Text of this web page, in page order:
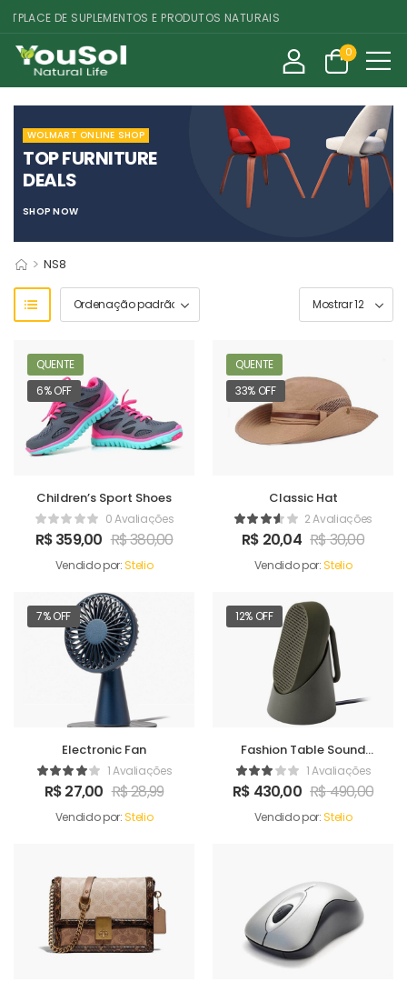
DE SUPLEMENTOS E PRODUTOS NATURAIS
0
WOLMART ONLINE SHOP
TOP FURNITURE
DEALS
SHOP NOW
> NS8
QUENTE
6% OFF
Children’s Sport Shoes
0 Avaliações
R$359,00 R$380,00
Vendido por:Stelio
QUENTE
33% OFF
Classic Hat
2 Avaliações
R$ 20,04 R$30,00
Vendido por:Stelio
7% OFF
Electronic Fan
1 Avaliações
R$27,00 R$28,99
Vendido por:Stelio
12% OFF
Fashion Table Sound
Maker1 Avaliações
R$ 430,00 R$490,00
Vendido por:Stelio